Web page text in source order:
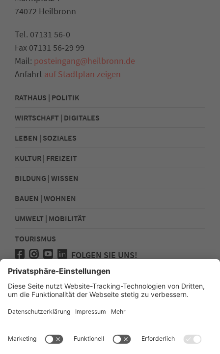
74072 Heilbronn
Tel. 07131 56-0
Fax 07131 56-29 99
Mail: posteingang@heilbronn.de
Anfahrt auf Stadtplan zeigen
RATHAUS | POLITIK
WIRTSCHAFT | DIGITALES
LEBEN | SOZIALES
KULTUR | FREIZEIT
BILDUNG | WISSEN
BAUEN | WOHNEN
UMWELT | MOBILITÄT
TOURISMUS
FOLGEN SIE UNS!
Presse
Kontakt
Impressum
Sitemap